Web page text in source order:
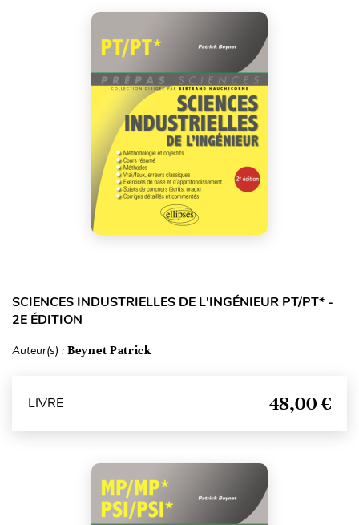
SCIENCES INDUSTRIELLES DE L'INGÉNIEUR PT/PT* -
2E ÉDITION
Auteur(s) : Beynet Patrick
LIVRE 48,00 €